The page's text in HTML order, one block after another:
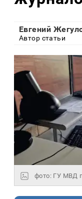
Евгений
Автор статьи
фото: ГУ МВД